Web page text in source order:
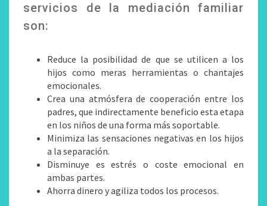
servicios de la mediación familiar
son:
Reduce la posibilidad de que se utilicen a los
hijos como meras herramientas o chantajes
emocionales.
Crea una atmósfera de cooperación entre los
padres, que indirectamente beneficio esta etapa
en los niños de una forma más soportable.
Minimiza las sensaciones negativas en los hijos
a la separación.
Disminuye es estrés o coste emocional en
ambas partes.
Ahorra dinero y agiliza todos los procesos.